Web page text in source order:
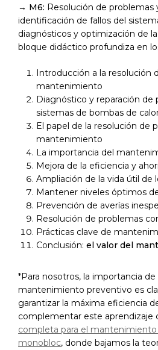
→ M6: Resolución de
identificación de fallos del
diagnósticos y optimización de
bloque didáctico profundiza en
Introducción a la resolución
mantenimiento
Diagnóstico y reparación de
sistemas de bombas de
El papel de la resolución de
mantenimiento
La importancia del
Mejora de la eficiencia y
Ampliación de la vida útil de
Mantener niveles óptimos
Prevención de averías
Resolución de problemas
Prácticas clave de
Conclusión:el valor del
*Para nosotros, la importancia
mantenimiento preventivo es
garantizar la máxima eficiencia
complementar este aprendizaje
completa para el
monobloc, donde bajamos la